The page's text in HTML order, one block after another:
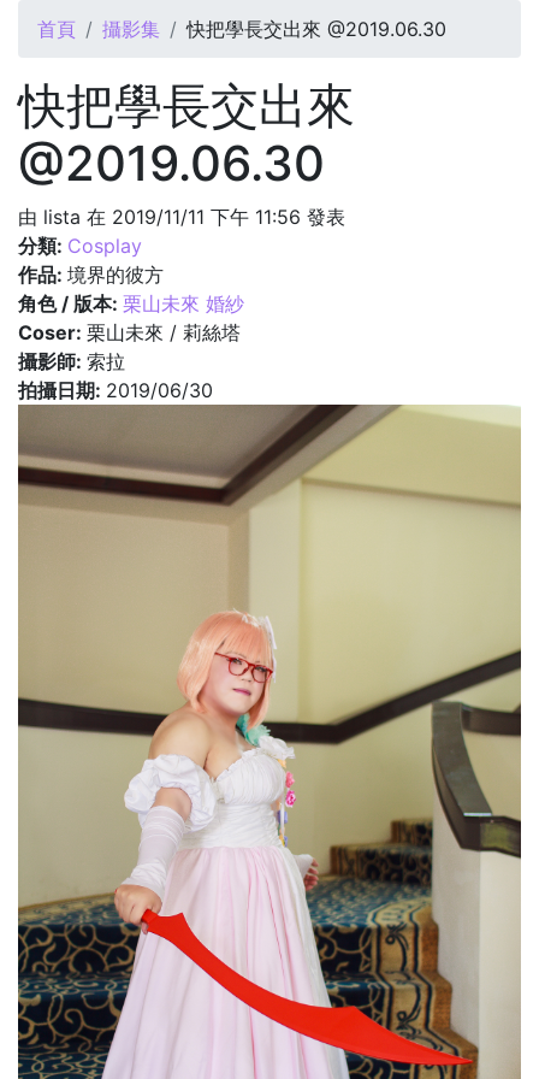
您在這裡
首頁 攝影集 快把學長交出來 @2019.06.30
快把學長交出來
@2019.06.30
由 lista 在 2019/11/11 下午 11:56 發表
分類: Cosplay
作品: 境界的彼方
角色 / 版本: 栗山未來 婚紗
Coser: 栗山未來 / 莉絲塔
攝影師: 索拉
拍攝日期: 2019/06/30